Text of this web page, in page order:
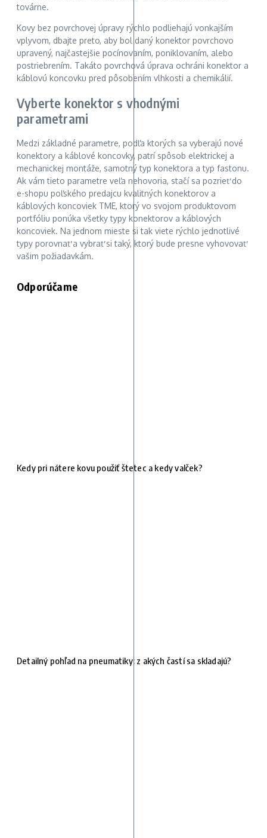
továrne.
Kovy bez povrchovej úpravy rýchlo podliehajú vonkajším
vplyvom, dbajte preto, aby bol daný konektor povrchovo
upravený, najčastejšie pocínovaním, poniklovaním, alebo
postriebrením. Takáto povrchová úprava ochráni konektor a
káblovú koncovku pred pôsobením vlhkosti a chemikálií.
Vyberte konektor s vhodnými
parametrami
Medzi základné parametre, podľa ktorých sa vyberajú nové
konektory a káblové koncovky, patrí spôsob elektrickej a
mechanickej montáže, samotný typ konektora a typ fastonu.
Ak vám tieto parametre veľa nehovoria, stačí sa pozrieť do
e-shopu poľského predajcu kvalitných konektorov a
káblových koncoviek TME, ktorý vo svojom produktovom
portfóliu ponúka všetky typy konektorov a káblových
koncoviek. Na jednom mieste si tak viete rýchlo jednotlivé
typy porovnať a vybrať si taký, ktorý bude presne vyhovovať
vašim požiadavkám.
Odporúčame
Kedy pri nátere kovu použiť štetec a kedy valček?
Detailný pohľad na pneumatiky: z akých častí sa skladajú?